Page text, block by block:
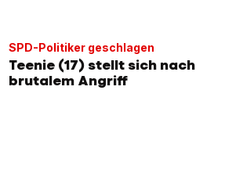
SPD-Politiker geschlagen
Teenie (17) stellt sich nach
brutalem Angriff